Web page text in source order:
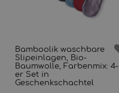
Bamboolik waschbare
Slipeinlagen, Bio-
Baumwolle, Farbenmix: 4-
er Set in
Geschenkschachtel